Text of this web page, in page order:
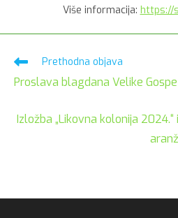
Više informacija: https://
Pročitaj
članaka
Prethodna objava
Proslava blagdana Velike
Izložba „Likovna kolonija